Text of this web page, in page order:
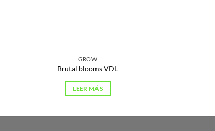
GROW
Brutal blooms VDL
LEER MÁS